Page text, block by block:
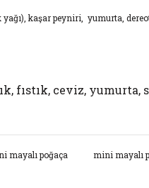
kaşar peyniri, yumurta,
fıstık, ceviz,
Bu ürüne ilk yorumu siz yapın!
mayalı poğaça mini mayalı